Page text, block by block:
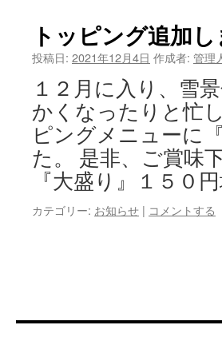
トッピング追加し
投稿日: 2021年12月4日 作成者: 管理
１２月に入り、雪
かくなったりと忙
ピングメニューに
た。 是非、ご賞味
『大盛り』１５０
カテゴリー: お知らせ | コメントする